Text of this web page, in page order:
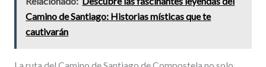
Camino de Santiago: Historias místicas que te
cautivarán